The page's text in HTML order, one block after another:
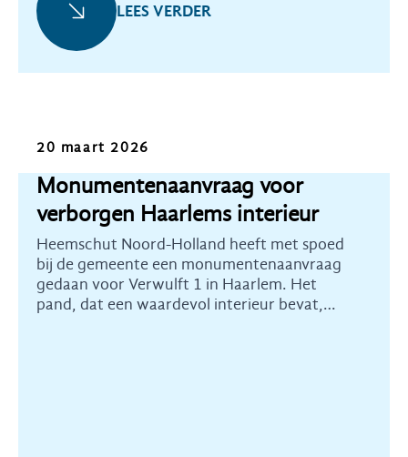
LEES VERDER
Nieuws
20 maart 2026
Monumentenaanvraag voor
verborgen Haarlems interieur
Heemschut Noord-Holland heeft met spoed
bij de gemeente een monumentenaanvraag
gedaan voor Verwulft 1 in Haarlem. Het
pand, dat een waardevol interieur bevat,